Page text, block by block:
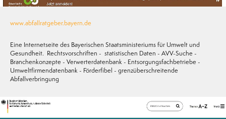
www.abfallratgeber.bayern.de
Eine Internetseite des Bayerischen Staatsministeriums für Umwelt und
Gesundheit. Rechtsvorschriften - statistischen Daten - AVV-Suche -
Branchenkonzepte - Verwerterdatenbank - Entsorgungsfachbetriebe -
Umweltfirmendatenbank - Förderfibel - grenzüberschreitende
Abfallverbringung